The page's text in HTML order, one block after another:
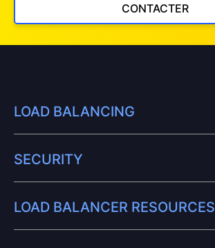
CONTACTER
LOAD BALANCING
SECURITY
LOAD BALANCER RESOURCES